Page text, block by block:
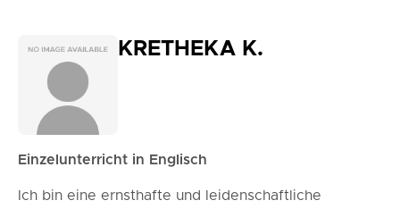
KRETHEKA K.
Einzelunterricht in Englisch
Ich bin eine ernsthafte und leidenschaftliche